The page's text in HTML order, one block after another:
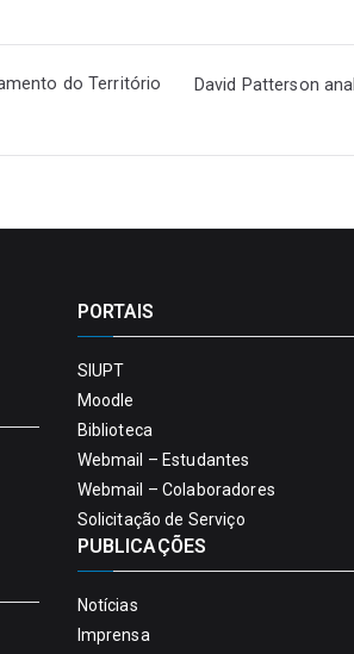
do Território
David Patterson
PORTAIS
SIUPT
Moodle
Biblioteca
Webmail – Estudantes
Webmail – Colaboradores
Solicitação de Serviço
PUBLICAÇÕES
Notícias
Imprensa